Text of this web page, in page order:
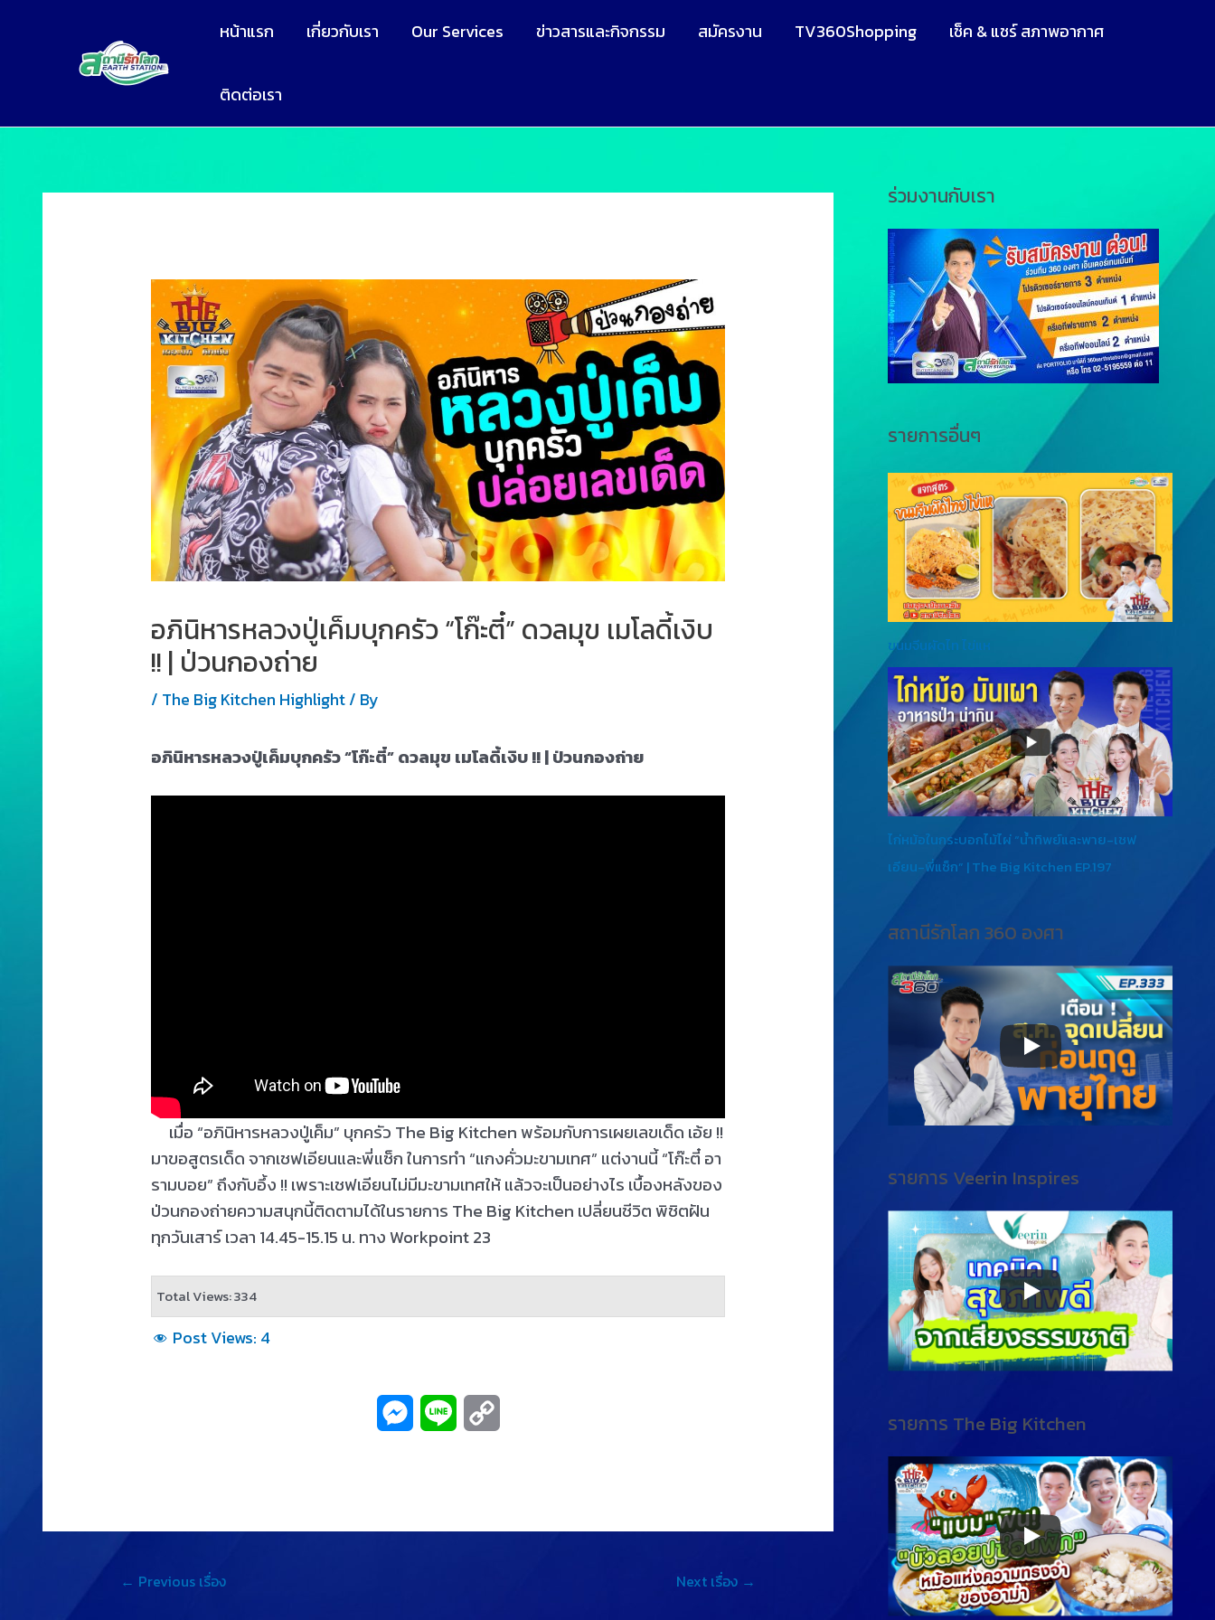
หน้าแรก เกี่ยวกับเรา Our Services ข่าวสารและกิจกรรม สมัครงาน TV360Shopping เช็ค & แชร์ สภาพอากาศ
ติดต่อเรา
อภินิหารหลวงปู่เค็มบุกครัว “โก๊ะตี๋” ดวลมุข เมโลดี้เงิบ
!! | ป่วนกองถ่าย
/ The Big Kitchen Highlight/ By
อภินิหารหลวงปู่เค็มบุกครัว “โก๊ะตี๋” ดวลมุข เมโลดี้เงิบ !! | ป่วนกองถ่าย
เมื่อ “อภินิหารหลวงปู่เค็ม” บุกครัว The Big Kitchen พร้อมกับการเผยเลขเด็ด เอ้ย !!
มาขอสูตรเด็ด จากเชฟเอียนและพี่แซ็ก ในการทำ “แกงคั่วมะขามเทศ” แต่งานนี้ “โก๊ะตี๋ อา
รามบอย” ถึงกับอึ้ง !! เพราะเชฟเอียนไม่มีมะขามเทศให้ แล้วจะเป็นอย่างไร เบื้องหลังของ
ป่วนกองถ่ายความสนุกนี้ติดตามได้ในรายการ The Big Kitchen เปลี่ยนชีวิต พิชิตฝัน
ทุกวันเสาร์ เวลา 14.45-15.15 น. ทาง Workpoint 23
Total Views: 334
Post Views: 4
← Previous เรื่อง Next เรื่อง →
ร่วมงานกับเรา
รายการอื่นๆ
ขนมจีนผัดไท ไข่แห
ไก่หม้อในกระบอกไม้ไผ่ “น้ำทิพย์และพาย-เชฟ
เอียน-พี่แซ็ก” | The Big Kitchen EP.197
สถานีรักโลก 360 องศา
รายการ Veerin Inspires
รายการ The Big Kitchen